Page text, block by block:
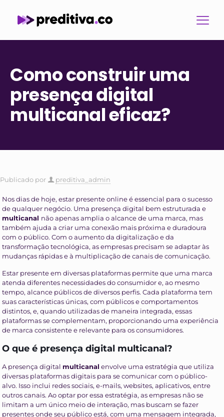
Como construir uma
presença digital
multicanal eficaz?
Publicado por preditiva_admin
Nos dias de hoje, estar presente online é essencial para o sucesso
de qualquer negócio. Uma presença digital bem estruturada e
multicanal não apenas amplia o alcance de uma marca, mas
também ajuda a criar uma conexão mais próxima e duradoura
com o público. Com o aumento da digitalização e da
transformação tecnológica, as empresas precisam se adaptar às
mudanças rápidas e à multiplicação de canais de comunicação.
Estar presente em diversas plataformas permite que uma marca
atenda diferentes necessidades do consumidor e, ao mesmo
tempo, alcance públicos de diversos perfis. Cada plataforma tem
suas características únicas, com públicos e comportamentos
distintos, e, quando utilizadas de maneira integrada, essas
plataformas se complementam, proporcionando uma experiência
de marca consistente e relevante para os consumidores.
O que é presença digital multicanal?
A presença digital multicanal envolve uma estratégia que utiliza
diversas plataformas digitais para se comunicar com o público-
alvo. Isso inclui redes sociais, e-mails, websites, aplicativos, entre
outros canais. Ao optar por essa estratégia, as empresas não se
limitam a um único meio de interação, mas buscam se fazer
presentes onde seu público está, com uma mensagem integrada,